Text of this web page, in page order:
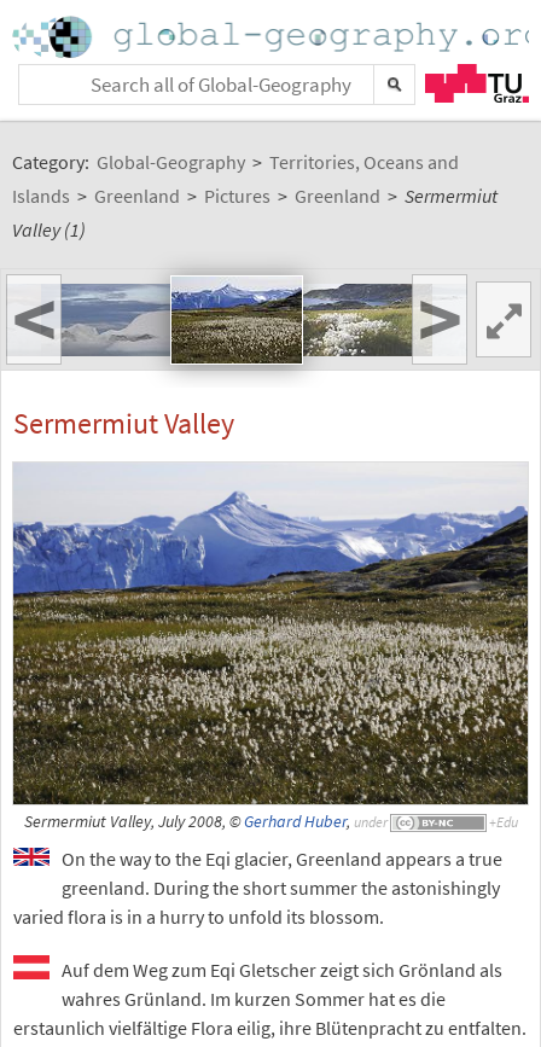
Category: Global-Geography > Territories, Oceans and
Islands > Greenland > Pictures > Greenland > Sermermiut
Valley (1)
< >
Sermermiut Valley
Sermermiut Valley, July 2008, ©Gerhard Huber, under
On the way to the Eqi glacier, Greenland appears a true
greenland. During the short summer the astonishingly
varied flora is in a hurry to unfold its blossom.
Auf dem Weg zum Eqi Gletscher zeigt sich Grönland als
wahres Grünland. Im kurzen Sommer hat es die
erstaunlich vielfältige Flora eilig, ihre Blütenpracht zu entfalten.